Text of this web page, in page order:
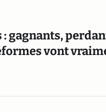
gagnants,
vont